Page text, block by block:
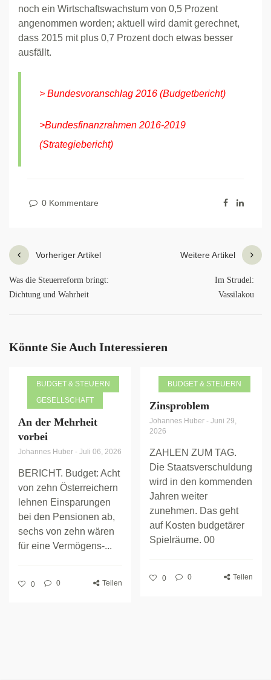
noch ein Wirtschaftswachstum von 0,5 Prozent
angenommen worden; aktuell wird damit gerechnet,
dass 2015 mit plus 0,7 Prozent doch etwas besser
ausfällt.
> Bundesvoranschlag 2016 (Budgetbericht)
>Bundesfinanzrahmen 2016-2019
(Strategiebericht)
0 Kommentare
Vorheriger Artikel
Was die Steuerreform bringt:
Dichtung und Wahrheit
Weitere Artikel
Im Strudel:
Vassilakou
Könnte Sie Auch Interessieren
BUDGET & STEUERN
GESELLSCHAFT
An der Mehrheit
vorbei
Johannes Huber - Juli 06, 2026
BERICHT. Budget: Acht
von zehn Österreichern
lehnen Einsparungen
bei den Pensionen ab,
sechs von zehn wären
für eine Vermögens-...
0 0 Teilen
BUDGET & STEUERN
Zinsproblem
Johannes Huber - Juni 29,
2026
ZAHLEN ZUM TAG.
Die Staatsverschuldung
wird in den kommenden
Jahren weiter
zunehmen. Das geht
auf Kosten budgetärer
Spielräume. 00
0 0 Teilen